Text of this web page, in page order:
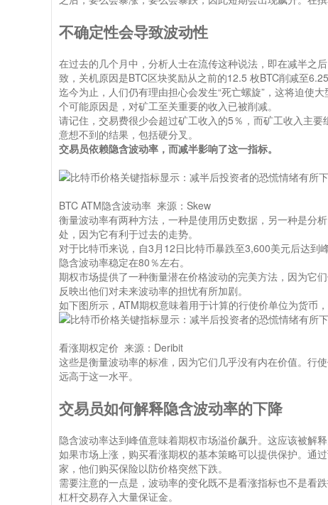
不确定性会导致波动性
在过去的几个月中，分析人士在流传这种说法，即在减半之
致，关机原因是BTC区块奖励从之前的12.5 枚BTC削减至6.25
迄今为止，人们仍有理由担心会发生“死亡螺旋”，这将迫使
个可能原因是，对矿工至关重要的收入已被削减。
请记住，交易费很少会超过矿工收入的5％，而矿工收入主
意想不到的结果，包括硬分叉 。
交易员依赖隐含波动率，而减半影响了这一指标。
BTC ATM隐含波动率 来源： Skew
衡量波动率有两种方法，一种是使用历史数据，另一种是分
处，因为它有利于过去的走势。
对于比特币来说，自3月12日比特币暴跌至3,600美元后达到
隐含波动率稳定在80％左右。
期权市场提供了一种衡量潜在价格波动的完美方法，因为它
反映出他们对未来波动率的担忧有所加剧。
如下图所示，ATM期权意味着用于计算的行使价单位为货币
看涨期权定价 来源： Deribit
这些是衡量波动率的标准，因为它们几乎没有内在价值。行
远高于这一水平。
交易员如何解释隐含波动率的下降
隐含波动率达到峰值意味着期权市场溢价飙升。这应该被解
如果市场上涨，购买看涨期权的基本策略可以提供保护。通
家，他们购买保险以防价格突然下跌。
需要注意的一点是，波动率的变化既不是看涨指标也不是看
杠杆交易存入大量保证金。